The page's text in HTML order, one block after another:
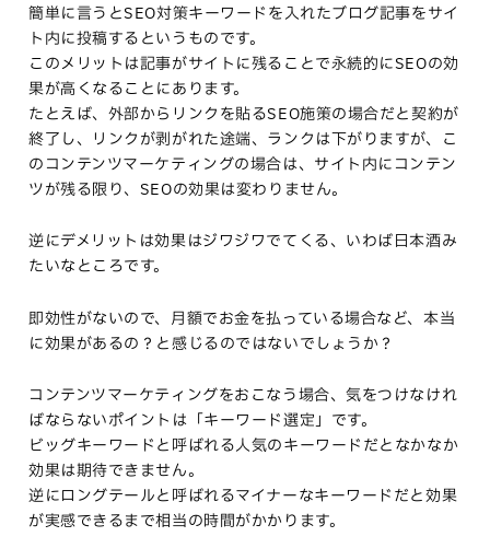
簡単に言うとSEO対策キーワードを入れたブログ記事をサイ
ト内に投稿するというものです。
このメリットは記事がサイトに残ることで永続的にSEOの効
果が高くなることにあります。
たとえば、外部からリンクを貼るSEO施策の場合だと契約が
終了し、リンクが剥がれた途端、ランクは下がりますが、こ
のコンテンツマーケティングの場合は、サイト内にコンテン
ツが残る限り、SEOの効果は変わりません。
逆にデメリットは効果はジワジワでてくる、いわば日本酒み
たいなところです。
即効性がないので、月額でお金を払っている場合など、本当
に効果があるの？と感じるのではないでしょうか？
コンテンツマーケティングをおこなう場合、気をつけなけれ
ばならないポイントは「キーワード選定」です。
ビッグキーワードと呼ばれる人気のキーワードだとなかなか
効果は期待できません。
逆にロングテールと呼ばれるマイナーなキーワードだと効果
が実感できるまで相当の時間がかかります。